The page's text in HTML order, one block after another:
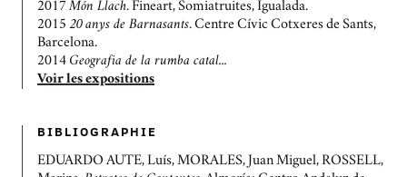
2017Món Llach. Fineart, Somiatruites, Igualada.
2015 20 anys de Barnasants. Centre Cívic Cotxeres de Sants,
Barcelona.
2014 Geografia de la rumba catal...
Voir les expositions
BIBLIOGRAPHIE
EDUARDO AUTE, Luís, MORALES, Juan Miguel, ROSSELL,